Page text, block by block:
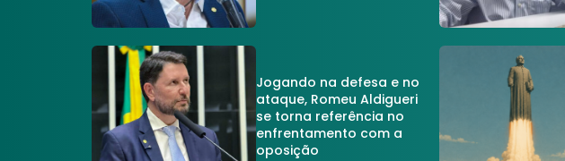
Jogando na defesa e no
ataque, Romeu Aldigueri
se torna referência no
enfrentamento com a
oposição